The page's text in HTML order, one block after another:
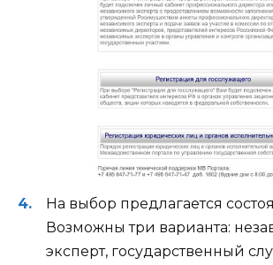
На выбор предлагается
Возможны три варианта:
эксперт, государственный